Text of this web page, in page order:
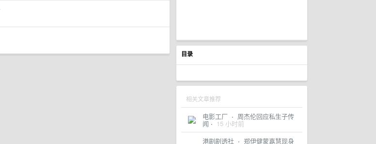
目录
相关文章推荐
电影工厂 · 周杰伦回应私生子传
闻 · 15 小时前
港剧剧透社 · 郑伊健蒙嘉慧现身